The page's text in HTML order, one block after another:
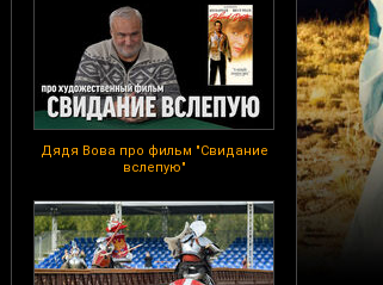
Дядя Вова про фильм "Свидание
вслепую"